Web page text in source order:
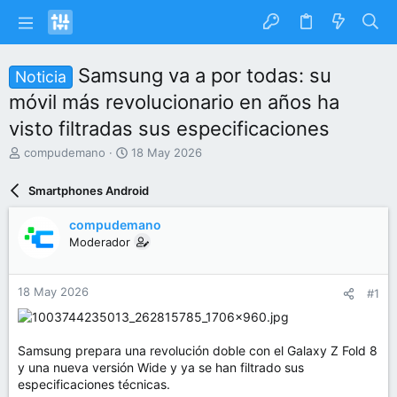
Noticia
Samsung va a por todas: su
móvil más revolucionario en años ha
visto filtradas sus especificaciones
I
a
r
d
e
l
e
m
a
compudemano
F
h
d
e
n
c
i
18 May 2026
Smartphones Android
compudemano
Moderador
18 May 2026 #1
Samsung prepara una revolución doble con el Galaxy Z Fold 8
y una nueva versión Wide y ya se han filtrado sus
especificaciones técnicas.